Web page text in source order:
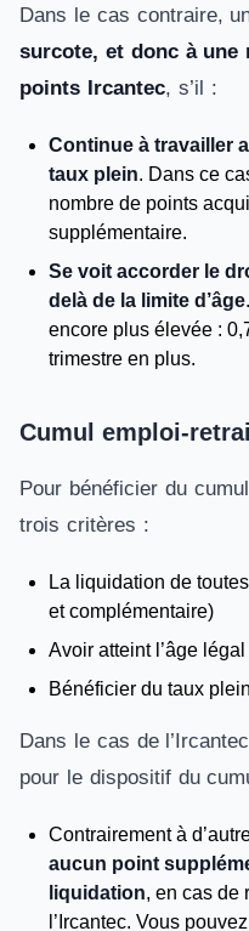
Dans le cas contraire,
surcote, et donc à une
points Ircantec, s’il :
Continue à travailler
taux plein. Dans ce
nombre de points
supplémentaire.
Se voit accorder le
delà de la limite d’âge
encore plus élevée :
trimestre en plus.
Cumul emploi-
Pour bénéficier du
trois critères :
La liquidation de
et complémentaire)
Avoir atteint l’âge légal
Bénéficier du taux plein
Dans le cas de
pour le dispositif du
Contrairement à
aucun point
liquidation, en cas de
l’Ircantec. Vous